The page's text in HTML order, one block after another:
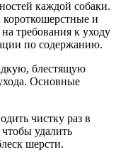
каждой собаки.
короткошерстные и
требования к уходу
по содержанию.
блестящую
Основные
чистку раз в
удалить
шерсти.